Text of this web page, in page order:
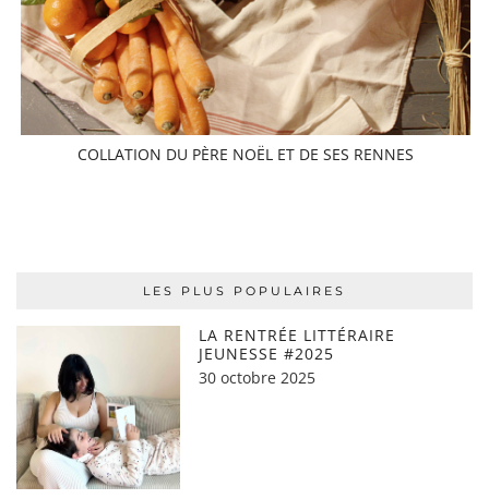
COLLATION DU PÈRE NOËL ET DE SES RENNES
LES PLUS POPULAIRES
LA RENTRÉE LITTÉRAIRE
JEUNESSE #2025
30 octobre 2025